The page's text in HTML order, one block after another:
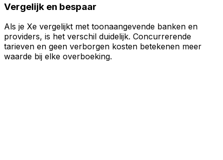
Vergelijk en bespaar
Als je Xe vergelijkt met toonaangevende banken en
providers, is het verschil duidelijk. Concurrerende
tarieven en geen verborgen kosten betekenen meer
waarde bij elke overboeking.